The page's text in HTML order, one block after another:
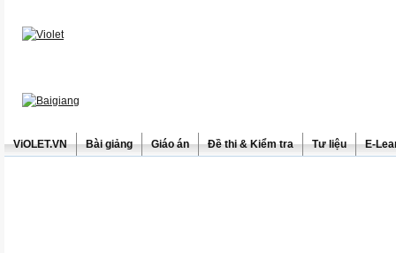
ViOLET.VN Bài giảng Giáo án Đề thi & Kiểm tra Tư liệu E-